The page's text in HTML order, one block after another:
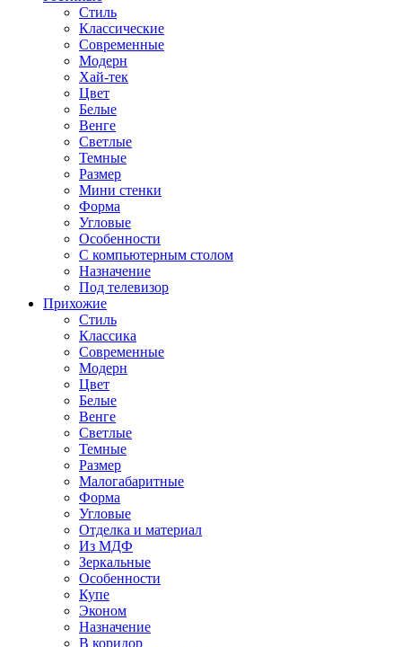
Стиль
Классические
Современные
Модерн
Хай-тек
Цвет
Белые
Венге
Светлые
Темные
Размер
Мини стенки
Форма
Угловые
Особенности
С компьютерным столом
Назначение
Под телевизор
Прихожие
Стиль
Классика
Современные
Модерн
Цвет
Белые
Венге
Светлые
Темные
Размер
Малогабаритные
Форма
Угловые
Отделка и материал
Из МДФ
Зеркальные
Особенности
Купе
Эконом
Назначение
В коридор